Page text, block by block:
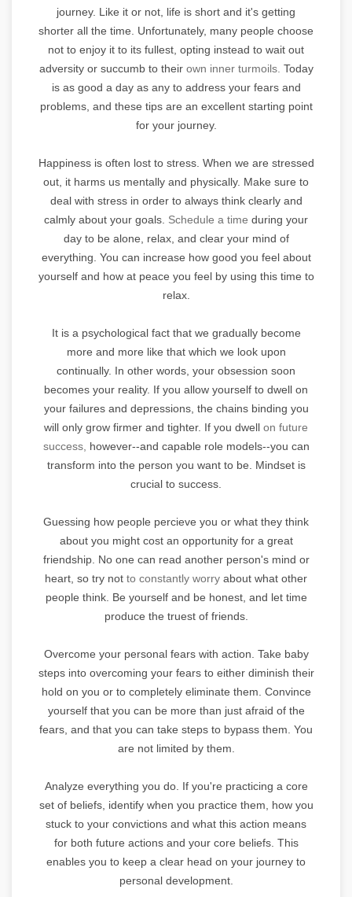
journey. Like it or not, life is short and it's getting
shorter all the time. Unfortunately, many people choose
not to enjoy it to its fullest, opting instead to wait out
adversity or succumb to their own inner turmoils. Today
is as good a day as any to address your fears and
problems, and these tips are an excellent starting point
for your journey.
Happiness is often lost to stress. When we are stressed
out, it harms us mentally and physically. Make sure to
deal with stress in order to always think clearly and
calmly about your goals. Schedule a time during your
day to be alone, relax, and clear your mind of
everything. You can increase how good you feel about
yourself and how at peace you feel by using this time to
relax.
It is a psychological fact that we gradually become
more and more like that which we look upon
continually. In other words, your obsession soon
becomes your reality. If you allow yourself to dwell on
your failures and depressions, the chains binding you
will only grow firmer and tighter. If you dwell on future
success, however--and capable role models--you can
transform into the person you want to be. Mindset is
crucial to success.
Guessing how people percieve you or what they think
about you might cost an opportunity for a great
friendship. No one can read another person's mind or
heart, so try not to constantly worry about what other
people think. Be yourself and be honest, and let time
produce the truest of friends.
Overcome your personal fears with action. Take baby
steps into overcoming your fears to either diminish their
hold on you or to completely eliminate them. Convince
yourself that you can be more than just afraid of the
fears, and that you can take steps to bypass them. You
are not limited by them.
Analyze everything you do. If you're practicing a core
set of beliefs, identify when you practice them, how you
stuck to your convictions and what this action means
for both future actions and your core beliefs. This
enables you to keep a clear head on your journey to
personal development.